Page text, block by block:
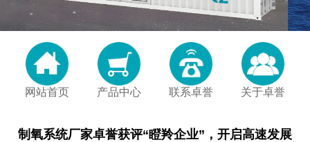
网站首页 产品中心 联系卓誉 关于卓誉
制氧系统厂家卓誉获评“瞪羚企业”，开启高速发展